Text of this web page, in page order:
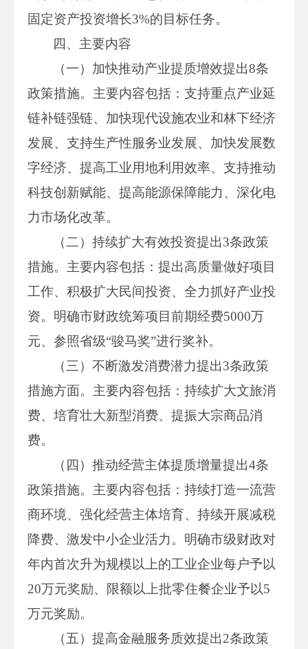
固定资产投资增长3%的目标任务。
四、主要内容
（一）加快推动产业提质增效提出8条
政策措施。主要内容包括：支持重点产业延
链补链强链、加快现代设施农业和林下经济
发展、支持生产性服务业发展、加快发展数
字经济、提高工业用地利用效率、支持推动
科技创新赋能、提高能源保障能力、深化电
力市场化改革。
（二）持续扩大有效投资提出3条政策
措施。主要内容包括：提出高质量做好项目
工作、积极扩大民间投资、全力抓好产业投
资。明确市财政统筹项目前期经费5000万
元、参照省级“骏马奖”进行奖补。
（三）不断激发消费潜力提出3条政策
措施方面。主要内容包括：持续扩大文旅消
费、培育壮大新型消费、提振大宗商品消
费。
（四）推动经营主体提质增量提出4条
政策措施。主要内容包括：持续打造一流营
商环境、强化经营主体培育、持续开展减税
降费、激发中小企业活力。明确市级财政对
年内首次升为规模以上的工业企业每户予以
20万元奖励、限额以上批零住餐企业予以5
万元奖励。
（五）提高金融服务质效提出2条政策